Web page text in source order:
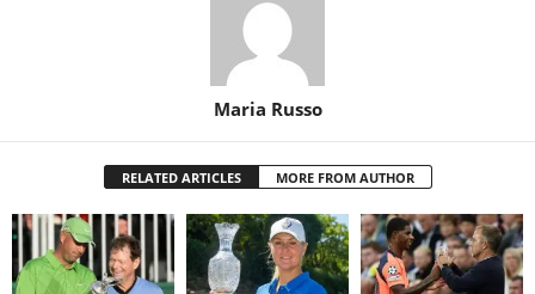
Maria Russo
RELATED ARTICLES MORE FROM AUTHOR